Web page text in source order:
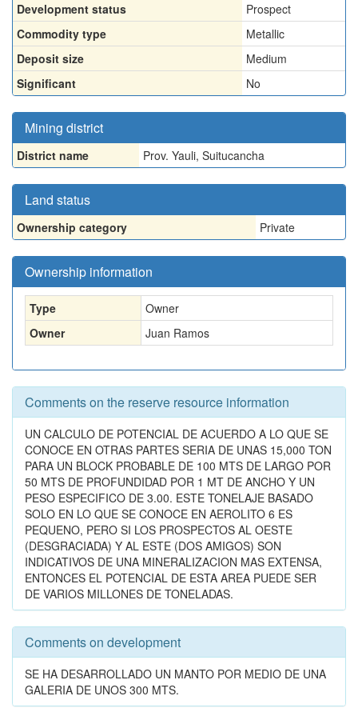
Development status
Prospect
Commodity type
Metallic
Deposit size
Medium
Significant
No
Mining district
District name Prov. Yauli, Suitucancha
Land status
Ownership category Private
Ownership information
Type
Owner
Owner
Juan Ramos
Comments on the reserve resource information
UN CALCULO DE POTENCIAL DE ACUERDO A LO QUE SE
CONOCE EN OTRAS PARTES SERIA DE UNAS 15,000 TON
PARA UN BLOCK PROBABLE DE 100 MTS DE LARGO POR
50 MTS DE PROFUNDIDAD POR 1 MT DE ANCHO Y UN
PESO ESPECIFICO DE 3.00. ESTE TONELAJE BASADO
SOLO EN LO QUE SE CONOCE EN AEROLITO 6 ES
PEQUENO, PERO SI LOS PROSPECTOS AL OESTE
(DESGRACIADA) Y AL ESTE (DOS AMIGOS) SON
INDICATIVOS DE UNA MINERALIZACION MAS EXTENSA,
ENTONCES EL POTENCIAL DE ESTA AREA PUEDE SER
DE VARIOS MILLONES DE TONELADAS.
Comments on development
SE HA DESARROLLADO UN MANTO POR MEDIO DE UNA
GALERIA DE UNOS 300 MTS.